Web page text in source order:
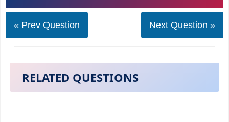
« Prev Question Next Question »
RELATED QUESTIONS